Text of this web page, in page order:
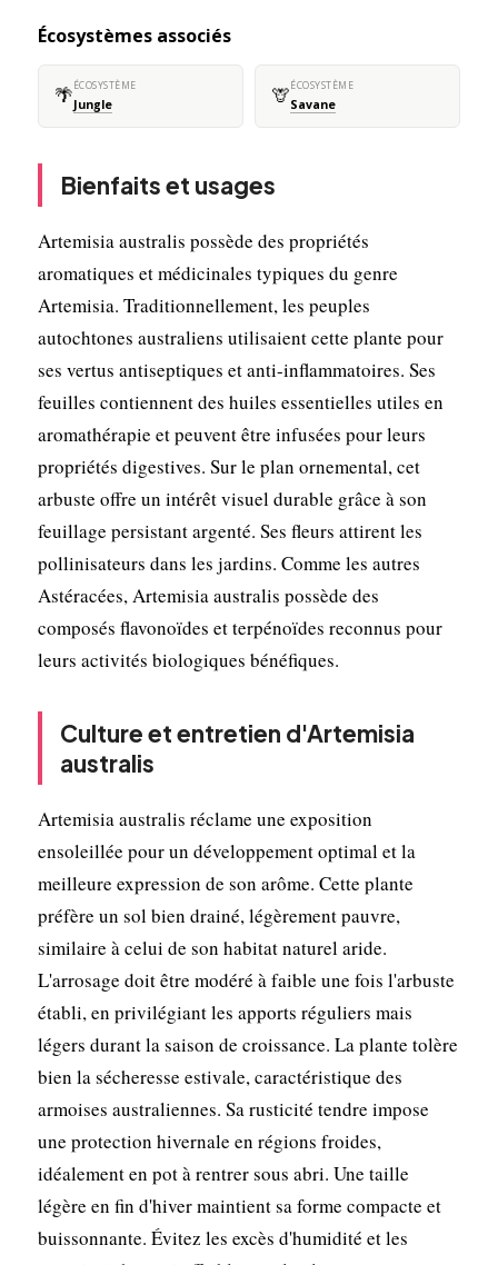
Écosystèmes associés
🌴ÉCOSYSTÈME
Jungle 🦒ÉCOSYSTÈME
Savane
Bienfaits et usages
Artemisia australis possède des propriétés
aromatiques et médicinales typiques du genre
Artemisia. Traditionnellement, les peuples
autochtones australiens utilisaient cette plante pour
ses vertus antiseptiques et anti-inflammatoires. Ses
feuilles contiennent des huiles essentielles utiles en
aromathérapie et peuvent être infusées pour leurs
propriétés digestives. Sur le plan ornemental, cet
arbuste offre un intérêt visuel durable grâce à son
feuillage persistant argenté. Ses fleurs attirent les
pollinisateurs dans les jardins. Comme les autres
Astéracées, Artemisia australis possède des
composés flavonoïdes et terpénoïdes reconnus pour
leurs activités biologiques bénéfiques.
Culture et entretien d'Artemisia
australis
Artemisia australis réclame une exposition
ensoleillée pour un développement optimal et la
meilleure expression de son arôme. Cette plante
préfère un sol bien drainé, légèrement pauvre,
similaire à celui de son habitat naturel aride.
L'arrosage doit être modéré à faible une fois l'arbuste
établi, en privilégiant les apports réguliers mais
légers durant la saison de croissance. La plante tolère
bien la sécheresse estivale, caractéristique des
armoises australiennes. Sa rusticité tendre impose
une protection hivernale en régions froides,
idéalement en pot à rentrer sous abri. Une taille
légère en fin d'hiver maintient sa forme compacte et
buissonnante. Évitez les excès d'humidité et les